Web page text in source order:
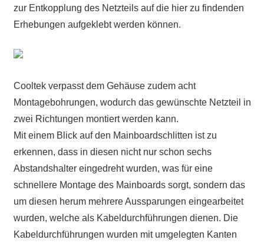
zur Entkopplung des Netzteils auf die hier zu findenden
Erhebungen aufgeklebt werden können.
Cooltek verpasst dem Gehäuse zudem acht
Montagebohrungen, wodurch das gewünschte Netzteil in
zwei Richtungen montiert werden kann.
Mit einem Blick auf den Mainboardschlitten ist zu
erkennen, dass in diesen nicht nur schon sechs
Abstandshalter eingedreht wurden, was für eine
schnellere Montage des Mainboards sorgt, sondern das
um diesen herum mehrere Aussparungen eingearbeitet
wurden, welche als Kabeldurchführungen dienen. Die
Kabeldurchführungen wurden mit umgelegten Kanten